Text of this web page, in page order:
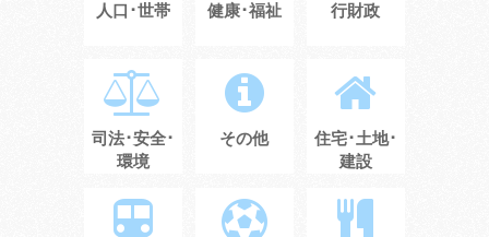
人口･世帯 健康･福祉 行財政
司法･安全･
環境
その他
住宅･土地･
建設